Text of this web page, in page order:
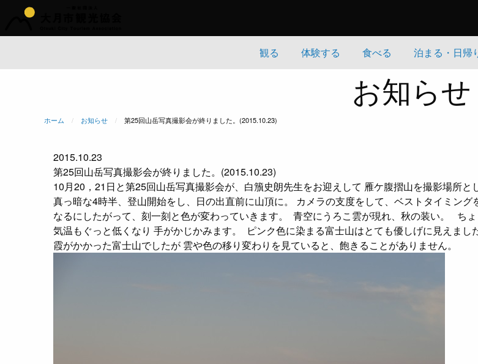
観る 体験する 食べる 泊まる・日帰
お知らせ
ホーム お知らせ 現在のページ:
第25回山岳写真撮影会が終りました。(2015.10.23)
2015.10.23
第25回山岳写真撮影会が終りました。(2015.10.23)
10月20，21日と第25回山岳写真撮影会が、白籏史朗先生をお迎えして 雁ケ腹摺山を撮影場所と
真っ暗な4時半、登山開始をし、日の出直前に山頂に。 カメラの支度をして、ベストタイミング
なるにしたがって、刻一刻と色が変わっていきます。
青空にうろこ雲が現れ、秋の装い。
ち
気温もぐっと低くなり 手がかじかみます。
ピンク色に染まる富士山はとても優しげに見えまし
霞がかかった富士山でしたが 雲や色の移り変わりを見ていると、飽きることがありません。